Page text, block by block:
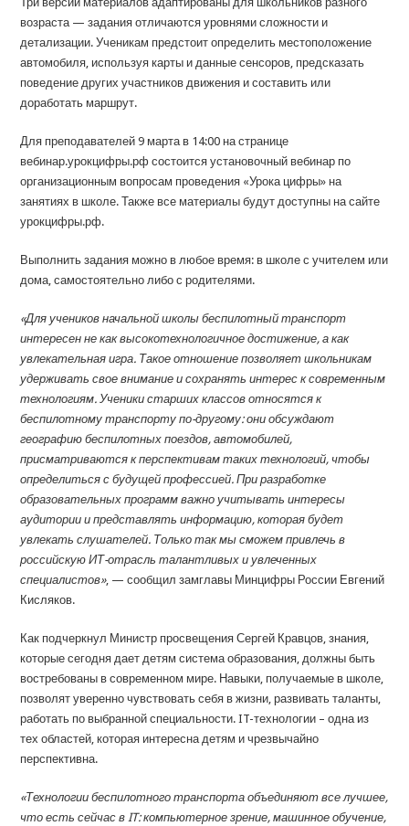
возраста — задания отличаются уровнями сложности и
детализации. Ученикам предстоит определить местоположение
автомобиля, используя карты и данные сенсоров, предсказать
поведение других участников движения и составить или
доработать маршрут.
Для преподавателей 9 марта в 14:00 на странице
вебинар.урокцифры.рф состоится установочный вебинар по
организационным вопросам проведения «Урока цифры» на
занятиях в школе. Также все материалы будут доступны на сайте
урокцифры.рф.
Выполнить задания можно в любое время: в школе с учителем или
дома, самостоятельно либо с родителями.
«Для учеников начальной школы беспилотный транспорт
интересен не как высокотехнологичное достижение, а как
увлекательная игра. Такое отношение позволяет школьникам
удерживать свое внимание и сохранять интерес к современным
технологиям. Ученики старших классов относятся к
беспилотному транспорту по-другому: они обсуждают
географию беспилотных поездов, автомобилей,
присматриваются к перспективам таких технологий, чтобы
определиться с будущей профессией. При разработке
образовательных программ важно учитывать интересы
аудитории и представлять информацию, которая будет
увлекать слушателей. Только так мы сможем привлечь в
российскую ИТ-отрасль талантливых и увлеченных
специалистов», — сообщил замглавы Минцифры России Евгений
Кисляков.
Как подчеркнул Министр просвещения Сергей Кравцов, знания,
которые сегодня дает детям система образования, должны быть
востребованы в современном мире. Навыки, получаемые в школе,
позволят уверенно чувствовать себя в жизни, развивать таланты,
работать по выбранной специальности. IT-технологии – одна из
тех областей, которая интересна детям и чрезвычайно
перспективна.
«Технологии беспилотного транспорта объединяют все лучшее,
что есть сейчас в IT: компьютерное зрение, машинное обучение,